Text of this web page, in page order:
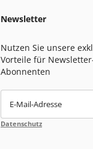
Newsletter
Nutzen Sie unsere
Vorteile für
Abonnenten
E-Mail-Adresse
Datenschutz